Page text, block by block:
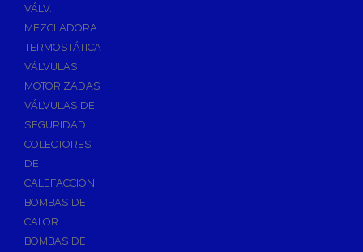
VÁLV.
MEZCLADORA
TERMOSTÁTICA
VÁLVULAS
MOTORIZADAS
VÁLVULAS DE
SEGURIDAD
COLECTORES
DE
CALEFACCIÓN
BOMBAS DE
CALOR
BOMBAS DE